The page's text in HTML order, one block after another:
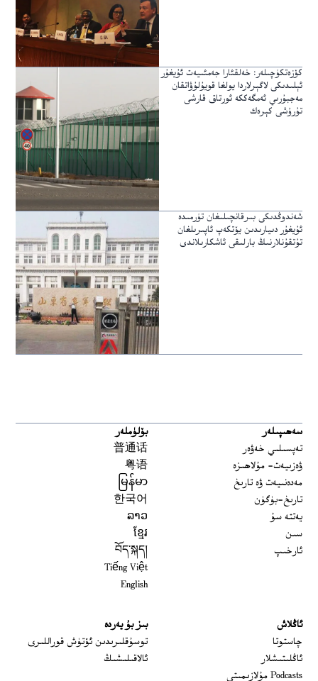
كۆزەتكۈچىلەر: خەلقئارا جەمئىيەت ئۇيغۇر
ئېلىدىكى لاگېرلاردا يولغا قويۇلۇۋاتقان
مەجبۇرىي ئەمگەككە ئورتاق قارشى
تۇرۇشى كېرەك
شەندوڭدىكى بىرقانچىلىغان تۈرمىدە
ئۇيغۇر دىيارىدىن يۆتكەپ ئاپىرىلغان
تۇتقۇنلارنىڭ بارلىقى ئاشكارىلاندى
سەھىپىلەر
تەپسىلىي خەۋەر
ۋەزىيەت- مۇلاھىزە
مەدەنىيەت ۋە تارىخ
تارىخ-بۈگۈن
يەتتە سۇ
سىن
ئارخىپ
بۆلۈملەر
普通话
粤语
မြန်မာ
한국어
ລາວ
ខ្មែរ
བོད་སྐད།
Tiếng Việt
English
ئاڭلاش
چاستوتا
ئاڭلىتىشلار
Podcasts مۇلازىمىتى
بىز بۇ يەردە
توسۇقلىرىدىن ئۆتۈش قوراللىرى
ئالاقىلىشىڭ